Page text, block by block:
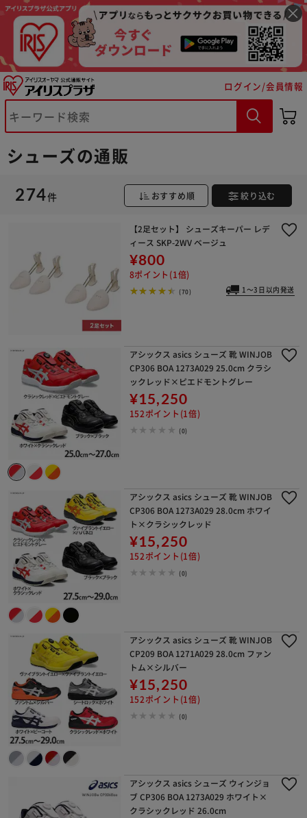
ログイン/会員情報
シューズの通販
274件 おすすめ順 絞り込む
【2足セット】 シューズキーパー レデ
ィース SKP-2WV ベージュ
¥800
8ポイント(1倍)
(70) 1～3日以内発送
アシックス asics シューズ 靴 WINJOB
CP306 BOA 1273A029 25.0cm クラシ
ックレッド×ピエドモントグレー
¥15,250
152ポイント(1倍)
(0)
アシックス asics シューズ 靴 WINJOB
CP306 BOA 1273A029 28.0cm ホワイ
ト×クラシックレッド
¥15,250
152ポイント(1倍)
(0)
アシックス asics シューズ 靴 WINJOB
CP209 BOA 1271A029 28.0cm ファン
トム×シルバー
¥15,250
152ポイント(1倍)
(0)
アシックス asics シューズ ウィンジョ
ブ CP306 BOA 1273A029 ホワイト×
クラシックレッド 26.0cm
※ご確認ください
カートに入れる 購入手続きへ